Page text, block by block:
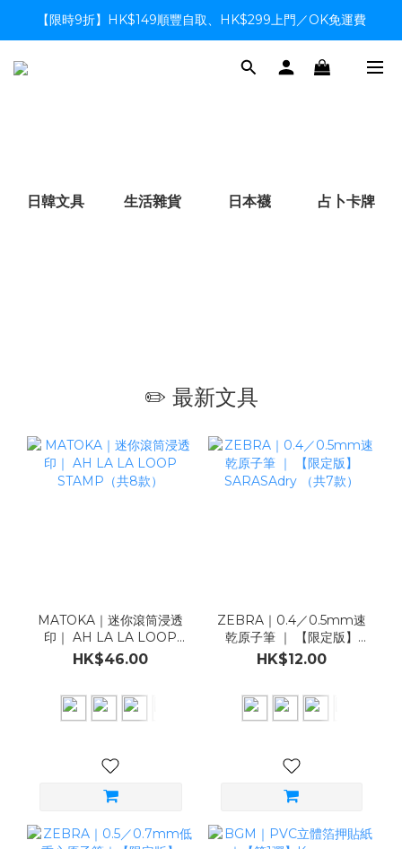
【限時9折】HK$149順豐自取、HK$299上門／OK免運費
【限時9折】HK$149順豐自取、HK$299上門／OK免運費
支付系統升級中，暫停信用卡支付至8月中，造成不便感謝諒解
日韓文具 生活雜貨 日本襪 占卜卡牌
✏️ 最新文具
MATOKA｜迷你滾筒浸透
印｜ AH LA LA LOOP
STAMP（共8款）
HK$46.00
ZEBRA｜0.4／0.5mm速
乾原子筆 ｜ 【限定版】
SARASAdry （共7款）
HK$12.00